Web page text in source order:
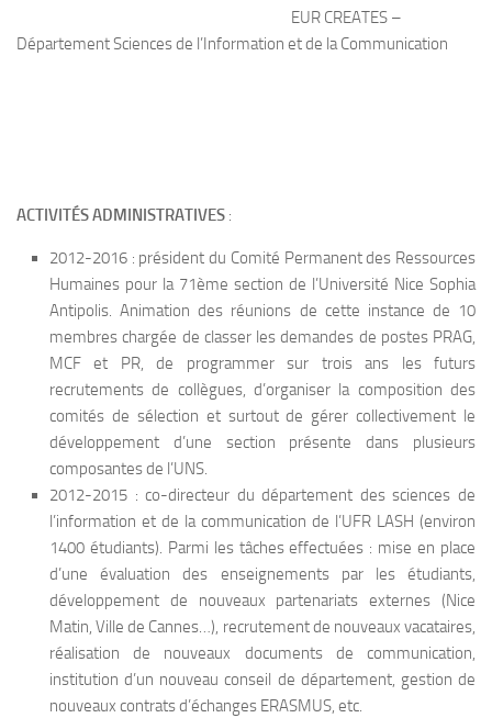
EUR CREATES –
Département Sciences de l’Information et de la Communication
ACTIVITÉS ADMINISTRATIVES :
2012-2016 : président du Comité Permanent des Ressources
Humaines pour la 71ème section de l’Université Nice Sophia
Antipolis. Animation des réunions de cette instance de 10
membres chargée de classer les demandes de postes PRAG,
MCF et PR, de programmer sur trois ans les futurs
recrutements de collègues, d’organiser la composition des
comités de sélection et surtout de gérer collectivement le
développement d’une section présente dans plusieurs
composantes de l’UNS.
2012-2015 : co-directeur du département des sciences de
l’information et de la communication de l’UFR LASH (environ
1400 étudiants). Parmi les tâches effectuées : mise en place
d’une évaluation des enseignements par les étudiants,
développement de nouveaux partenariats externes (Nice
Matin, Ville de Cannes…), recrutement de nouveaux vacataires,
réalisation de nouveaux documents de communication,
institution d’un nouveau conseil de département, gestion de
nouveaux contrats d’échanges ERASMUS, etc.